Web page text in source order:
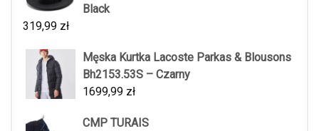
Black
319,99 zł
Męska Kurtka Lacoste Parkas & Blousons
Bh2153.53S – Czarny
1699,99 zł
CMP TURAIS